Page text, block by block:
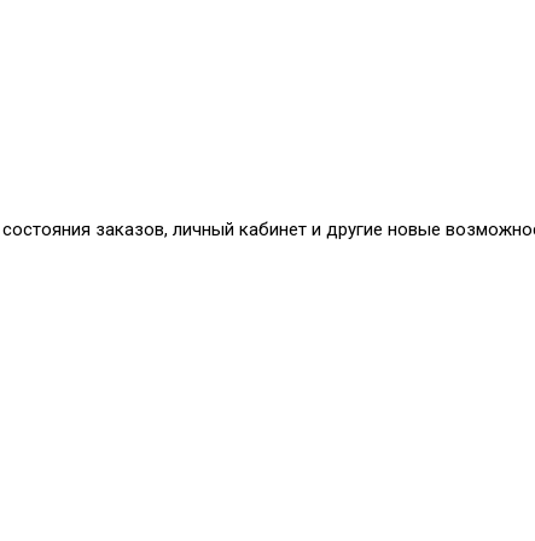
заказов, личный кабинет и другие новые